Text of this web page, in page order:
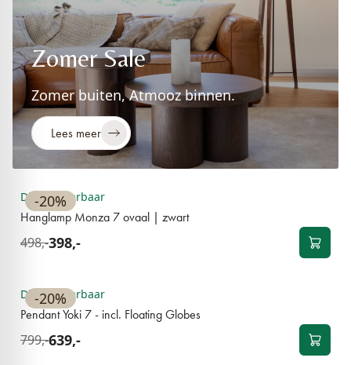
Zomer Sale
Zomer buiten, Atmooz binnen.
Lees meer
BESTSELLER
-20%
Direct leverbaar
Hanglamp Monza 7 ovaal | zwart
498,-398,-
-20%
Direct leverbaar
Pendant Yoki 7 - incl. Floating Globes
799,-639,-